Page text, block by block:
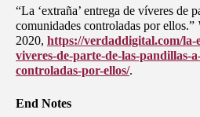
“La ‘extraña’ entrega de víveres de
comunidades controladas por ellos.”
2020, https://verdaddigital.com/la-
viveres-de-parte-de-las-pandillas-
controladas-por-ellos/.
End Notes